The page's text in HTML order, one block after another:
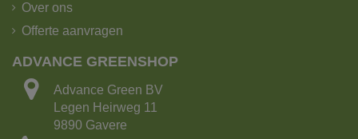
Over ons
Offerte aanvragen
ADVANCE GREENSHOP
Advance Green BV
Legen Heirweg 11
9890 Gavere